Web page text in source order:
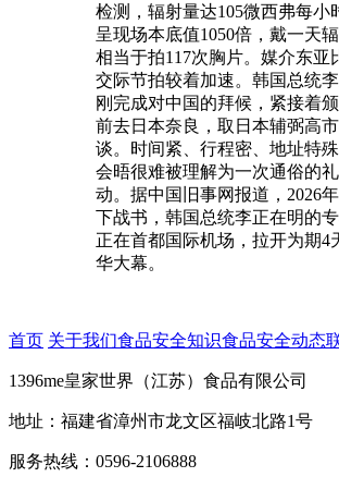
检测，辐射量达105微西弗每小
呈现场本底值1050倍，戴一天
相当于拍117次胸片。媒介东亚
交际节拍较着加速。韩国总统
刚完成对中国的拜候，紧接着
前去日本奈良，取日本辅弼高
谈。时间紧、行程密、地址特
会晤很难被理解为一次通俗的
动。据中国旧事网报道，2026年
下战书，韩国总统李正在明的
正在首都国际机场，拉开为期4
华大幕。
首页 关于我们食品安全知识食品安全动态
1396me皇家世界（江苏）食品有限公司
地址：福建省漳州市龙文区福岐北路1号
服务热线：0596-2106888